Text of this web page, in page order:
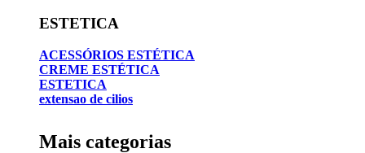
ESTETICA
ACESSÓRIOS ESTÉTICA
CREME ESTÉTICA
ESTETICA
extensao de cilios
Mais categorias